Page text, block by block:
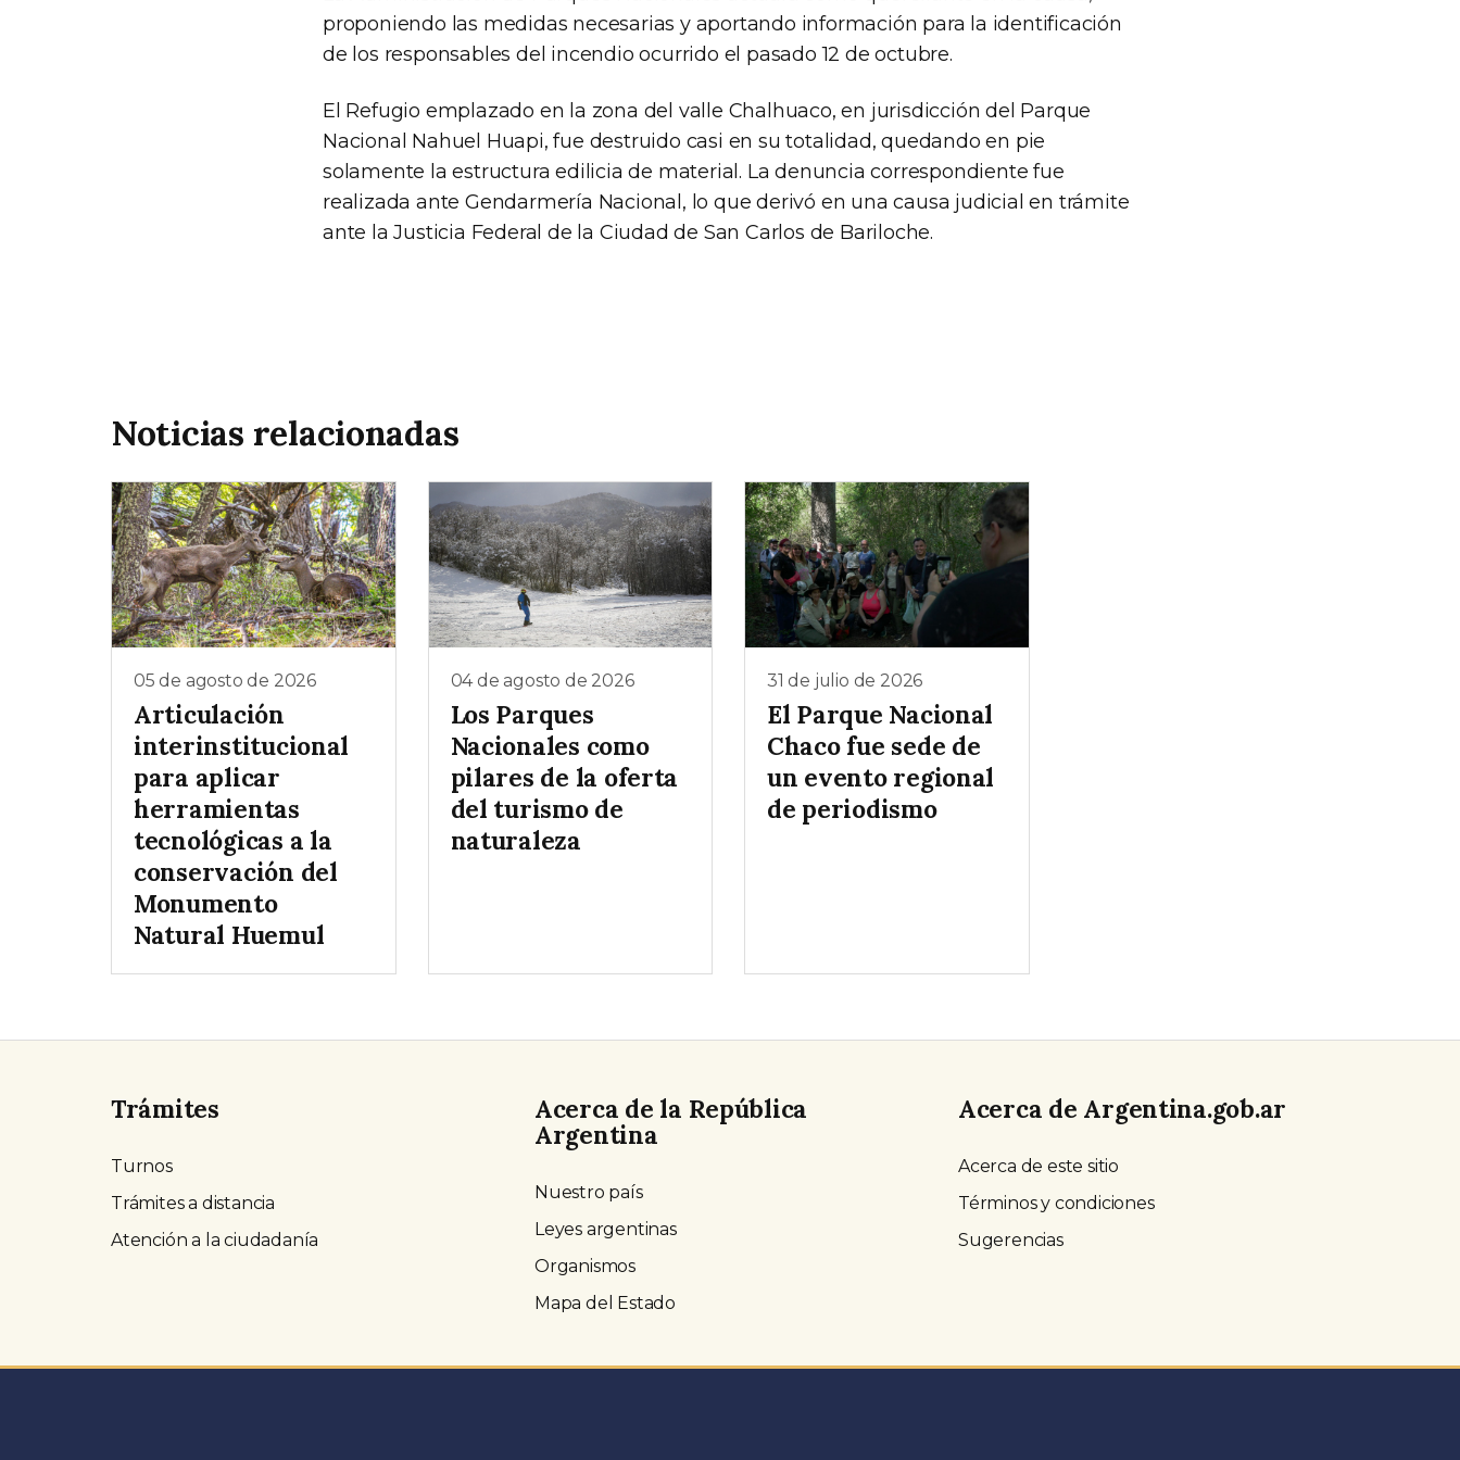
proponiendo las medidas necesarias y aportando información para la identificación
de los responsables del incendio ocurrido el pasado 12 de octubre.
El Refugio emplazado en la zona del valle Chalhuaco, en jurisdicción del Parque
Nacional Nahuel Huapi, fue destruido casi en su totalidad, quedando en pie
solamente la estructura edilicia de material. La denuncia correspondiente fue
realizada ante Gendarmería Nacional, lo que derivó en una causa judicial en trámite
ante la Justicia Federal de la Ciudad de San Carlos de Bariloche.
Noticias relacionadas
05 de agosto de 2026
Articulación
interinstitucional
para aplicar
herramientas
tecnológicas a la
conservación del
Monumento
Natural Huemul
04 de agosto de 2026
Los Parques
Nacionales como
pilares de la oferta
del turismo de
naturaleza
31 de julio de 2026
El Parque Nacional
Chaco fue sede de
un evento regional
de periodismo
Trámites
Turnos
Trámites a distancia
Atención a la ciudadanía
Acerca de la República
Argentina
Nuestro país
Leyes argentinas
Organismos
Mapa del Estado
Acerca de Argentina.gob.ar
Acerca de este sitio
Términos y condiciones
Sugerencias